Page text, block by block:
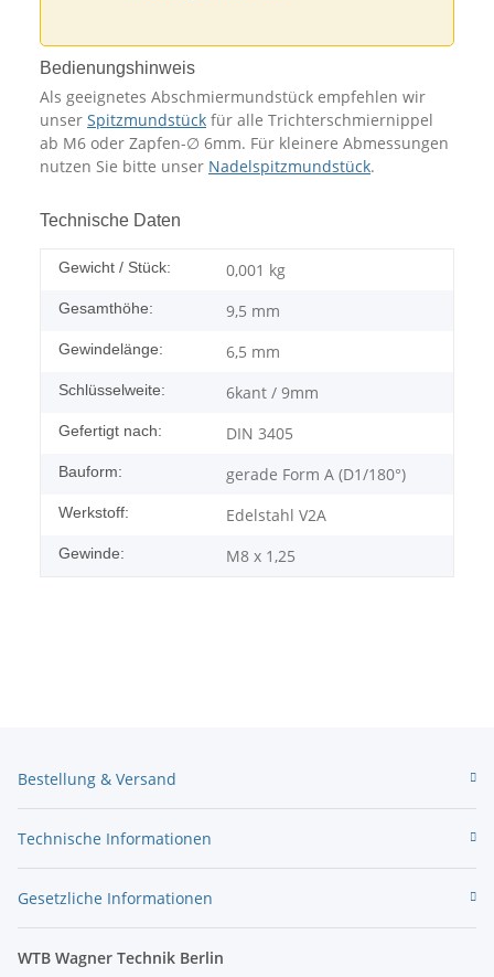
Bedienungshinweis
Als geeignetes Abschmiermundstück empfehlen wir
unser Spitzmundstück für alle Trichterschmiernippel
ab M6 oder Zapfen-∅ 6mm. Für kleinere Abmessungen
nutzen Sie bitte unser Nadelspitzmundstück.
Technische Daten
Gewicht / Stück: 0,001 kg
Gesamthöhe: 9,5 mm
Gewindelänge: 6,5 mm
Schlüsselweite: 6kant / 9mm
Gefertigt nach: DIN 3405
Bauform: gerade Form A (D1/180°)
Werkstoff: Edelstahl V2A
Gewinde: M8 x 1,25
Bestellung & Versand
Technische Informationen
Gesetzliche Informationen
WTB Wagner Technik Berlin